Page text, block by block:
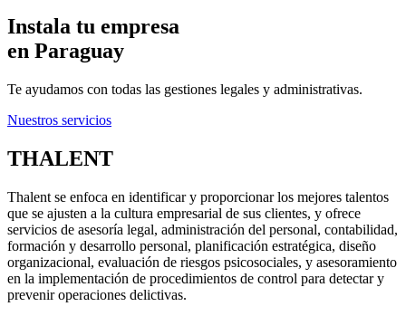
Instala tu empresa
en Paraguay
Te ayudamos con todas las gestiones legales y administrativas.
Nuestros servicios
THALENT
Thalent se enfoca en identificar y proporcionar los mejores talentos
que se ajusten a la cultura empresarial de sus clientes, y ofrece
servicios de asesoría legal, administración del personal, contabilidad,
formación y desarrollo personal, planificación estratégica, diseño
organizacional, evaluación de riesgos psicosociales, y asesoramiento
en la implementación de procedimientos de control para detectar y
prevenir operaciones delictivas.